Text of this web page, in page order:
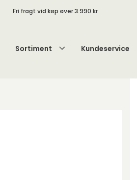
Fri fragt vid køp øver 3.990 kr
Sortiment Kundeservice